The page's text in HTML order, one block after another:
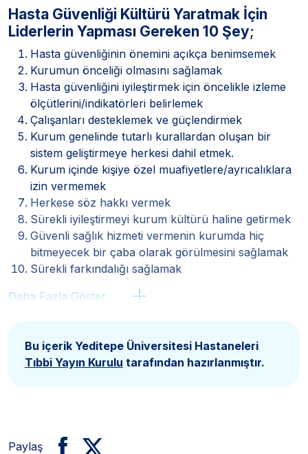
Hasta Güvenliği Kültürü Yaratmak İçin
Liderlerin Yapması Gereken 10 Şey;
Hasta güvenliğinin önemini açıkça benimsemek
Kurumun önceliği olmasını sağlamak
Hasta güvenliğini iyileştirmek için öncelikle izleme
ölçütlerini/indikatörleri belirlemek
Çalışanları desteklemek ve güçlendirmek
Kurum genelinde tutarlı kurallardan oluşan bir
sistem geliştirmeye herkesi dahil etmek.
Kurum içinde kişiye özel muafiyetlere/ayrıcalıklara
izin vermemek
Herkese söz hakkı vermek
Sürekli iyileştirmeyi kurum kültürü haline getirmek
Güvenli sağlık hizmeti vermenin kurumda hiç
bitmeyecek bir çaba olarak görülmesini sağlamak
Sürekli farkındalığı sağlamak
Daha Fazla Göster
Bu içerik Yeditepe Üniversitesi Hastaneleri
Tıbbi Yayın Kurulu tarafından hazırlanmıştır.
Paylaş